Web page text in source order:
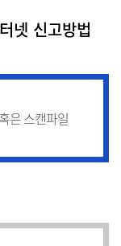
넷 신고방법
은 스캔파일